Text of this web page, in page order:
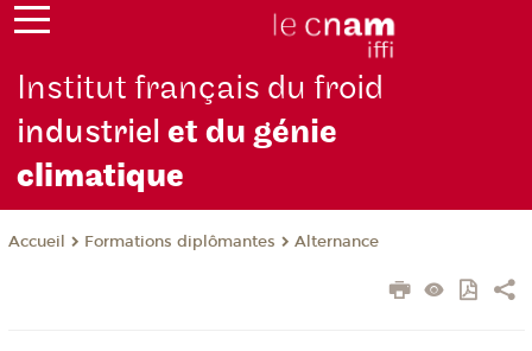
Institut français du froid
industrielet du génie
climatique
Accueil Formations diplômantes Alternance